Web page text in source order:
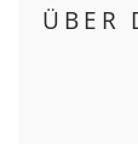
ÜBER